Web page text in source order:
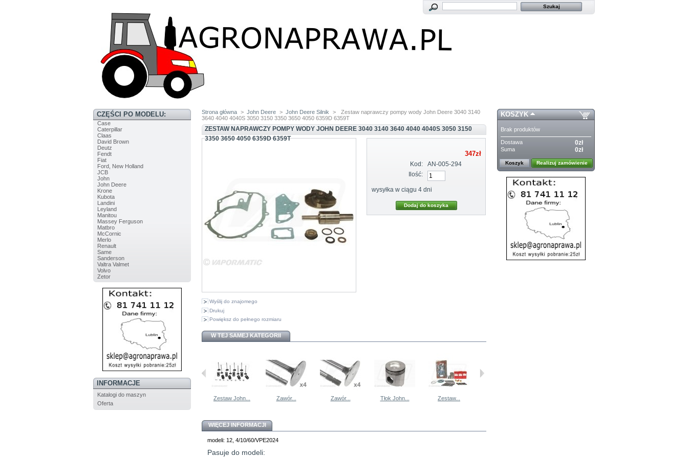
CZĘŚCI PO MODELU:
Case
Caterpillar
Claas
David Brown
Deutz
Fendt
Fiat
Ford, New Holland
JCB
John
John Deere
Krone
Kubota
Landini
Leyland
Manitou
Massey Ferguson
Matbro
McCornic
Merlo
Renault
Same
Sanderson
Valtra Valmet
Volvo
Zetor
INFORMACJE
Katalogi do maszyn
Oferta
Strona główna > John Deere > John Deere Silnik >
Zestaw naprawczy pompy wody John Deere 3040 3140
3640 4040 4040S 3050 3150 3350 3650 4050 6359D 6359T
ZESTAW NAPRAWCZY POMPY WODY JOHN DEERE 3040 3140 3640 4040 4040S 3050 3150
3350 3650 4050 6359D 6359T
Wyślij do znajomego
Drukuj
Powiększ do pełnego rozmiaru
347zł
Kod:
AN-005-294
Ilość:
wysyłka w ciągu 4 dni
W TEJ SAMEJ KATEGORII
Zestaw... Zestaw John... Zawór... Zawór... Tłok John... Zestaw...
WIĘCEJ INFORMACJI
modeli: 12, 4/10/60/VPE2024
Pasuje do modeli:
KOSZYK
Brak produktów
Dostawa 0zł
Suma 0zł
Koszyk Realizuj zamówienie